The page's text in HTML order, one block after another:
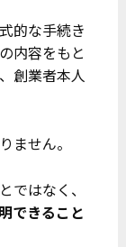
的な手続き
内容をもと
創業者本人
ません。
ではなく、
できること